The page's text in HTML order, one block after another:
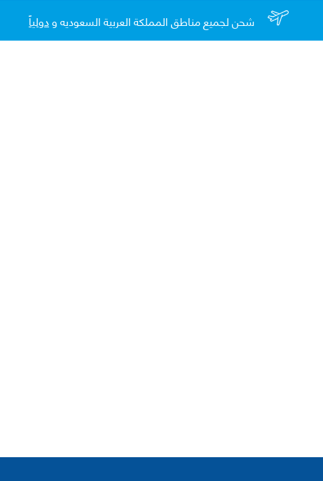
شحن لجميع مناطق المملكة العربية السعوديه ودولياً